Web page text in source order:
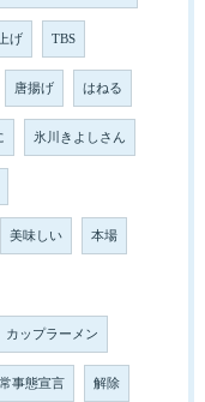
げ TBS
唐揚げ はねる
氷川きよしさん
美味しい 本場
カップラーメン
事態宣言 解除